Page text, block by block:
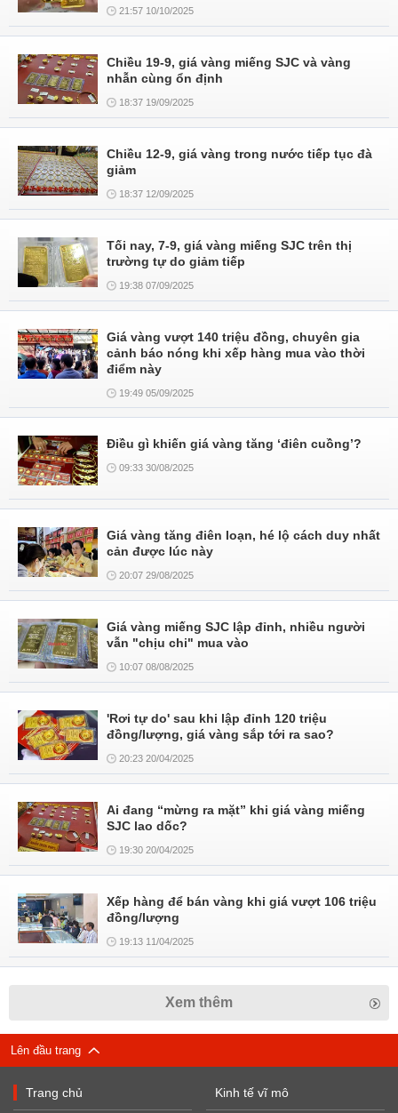
21:57 10/10/2025
Chiều 19-9, giá vàng miếng SJC và vàng
nhẫn cùng ổn định
18:37 19/09/2025
Chiều 12-9, giá vàng trong nước tiếp tục đà
giảm
18:37 12/09/2025
Tối nay, 7-9, giá vàng miếng SJC trên thị
trường tự do giảm tiếp
19:38 07/09/2025
Giá vàng vượt 140 triệu đồng, chuyên gia
cảnh báo nóng khi xếp hàng mua vào thời
điểm này
19:49 05/09/2025
Điều gì khiến giá vàng tăng ‘điên cuồng’?
09:33 30/08/2025
Giá vàng tăng điên loạn, hé lộ cách duy nhất
cản được lúc này
20:07 29/08/2025
Giá vàng miếng SJC lập đỉnh, nhiều người
vẫn "chịu chi" mua vào
10:07 08/08/2025
'Rơi tự do' sau khi lập đỉnh 120 triệu
đồng/lượng, giá vàng sắp tới ra sao?
20:23 20/04/2025
Ai đang “mừng ra mặt” khi giá vàng miếng
SJC lao dốc?
19:30 20/04/2025
Xếp hàng để bán vàng khi giá vượt 106 triệu
đồng/lượng
19:13 11/04/2025
Xem thêm
Lên đầu trang
Trang chủ Kinh tế vĩ mô